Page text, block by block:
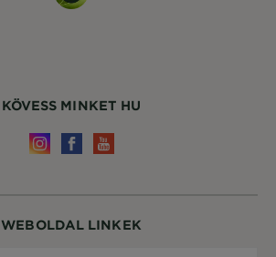
WEBOLDAL LINKEK
KÖVESS MINKET HU